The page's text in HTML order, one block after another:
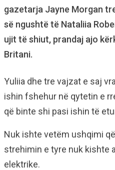
gazetarja Jayne Morgan
së ngushtë të Nataliia
ujit të shiut, prandaj ajo
Britani.
Yuliia dhe tre vajzat e saj
ishin fshehur në qytetin e
që binte shi pasi ishin të
Nuk ishte vetëm ushqimi
strehimin e tyre nuk kishte
elektrike.